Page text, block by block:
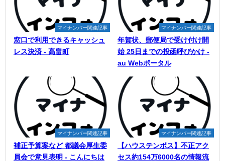
マイナンバー関連記事
窓口で利用できるキャッシュ
レス決済 - 高畠町
マイナンバー関連記事
年賀状、郵便局で受け付け開
始 25日までの投函呼びかけ -
au Webポータル
マイナンバー関連記事
補正予算案など 都議会厚生委
員会で意見表明 - こんにちは
マイナンバー関連記事
【ハウステンボス】不正アク
セス約154万6000名の情報流